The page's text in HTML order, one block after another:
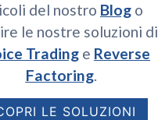
del nostro Blog o
le nostre soluzioni di
Trading e Reverse
Factoring.
LE SOLUZIONI